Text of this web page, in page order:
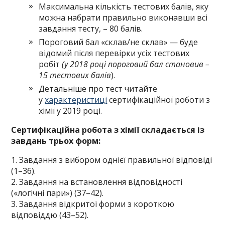
Максимальна кількість тестових балів, яку
можна набрати правильно виконавши всі
завдання тесту, – 80 балів.
Пороговий бал «склав/не склав» — буде
відомий після перевірки усіх тестових
робіт(у 2018 році пороговий бал становив –
15 тестових балів).
Детальніше про тест читайте
ухарактеристиці сертифікаційної роботи з
хімії у 2019 році.
Сертифікаційна робота з хімії складається із
завдань трьох форм:
1. Завдання з вибором однієї правильної відповіді
(1–36).
2. Завдання на встановлення відповідності
(«логічні пари») (37–42).
3. Завдання відкритої форми з короткою
відповіддю (43–52).